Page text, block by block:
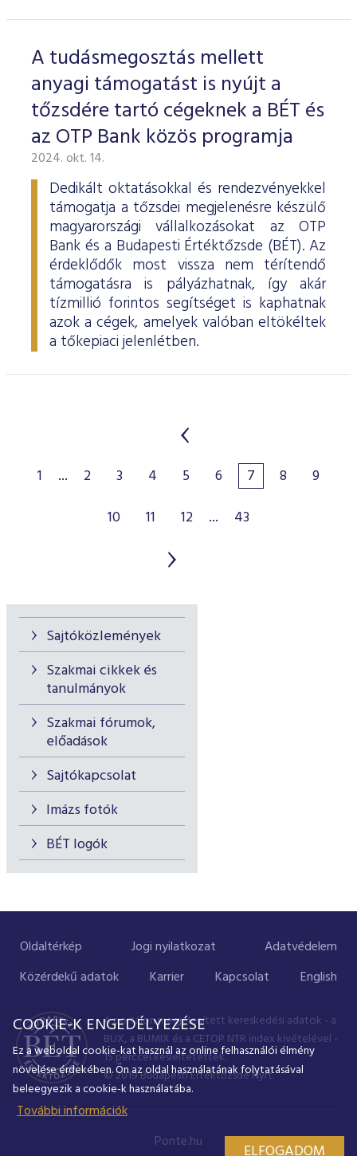
Sajtóközlemények
Szakmai cikkek és
tanulmányok
Szakmai fórumok,
előadások
Sajtókapcsolat
Imázs fotók
BÉT logók
A tudásmegosztás mellett
anyagi támogatást is nyújt a
tőzsdére tartó cégeknek a BÉT és
az OTP Bank közös programja
2024. okt. 14.
Dedikált oktatásokkal és rendezvényekkel
támogatja a tőzsdei megjelenésre készülő
magyarországi vállalkozásokat az OTP
Bank és a Budapesti Értéktőzsde (BÉT). Az
érdeklődők most vissza nem térítendő
támogatásra is pályázhatnak, így akár
tízmillió forintos segítséget is kaphatnak
azok a cégek, amelyek valóban eltökéltek
a tőkepiaci jelenlétben.
1 ... 2 3 4 5 6 7 8
9
10
11 12 ... 43
Oldaltérkép Jogi nyilatkozat
Adatvédelem
Közérdekű adatok
Karrier Kapcsolat English
A portálon megjelenített kereskedési adatok - a
BUX, a BUMIX és a CETOP NTR index kivételével -
15 perccel késleltetettek.
© 2019 Budapesti Értéktőzsde Nyrt.
Ponte.hu
COOKIE-K ENGEDÉLYEZÉSE
Ez a weboldal cookie-kat használ az online felhasználói élmény
növelése érdekében. Ön az oldal használatának folytatásával
beleegyezik a cookie-k használatába.
További információk
ELFOGADOM